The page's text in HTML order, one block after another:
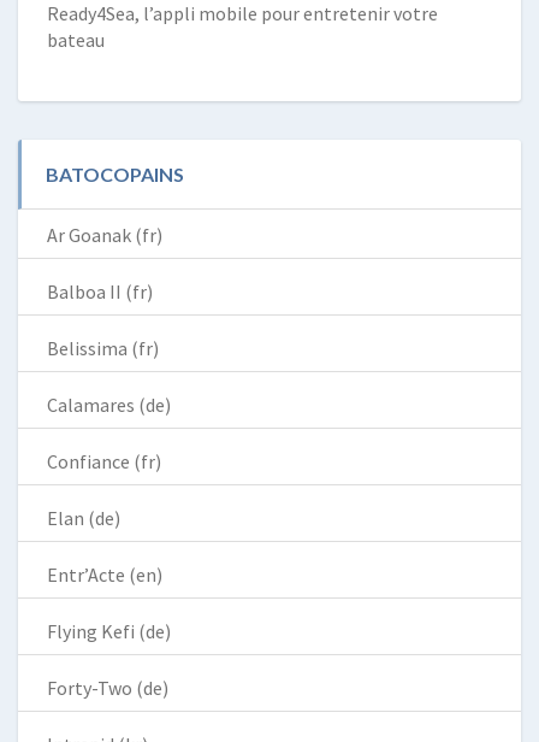
Ready4Sea, l’appli mobile pour entretenir votre
bateau
BATOCOPAINS
Ar Goanak (fr)
Balboa II (fr)
Belissima (fr)
Calamares (de)
Confiance (fr)
Elan (de)
Entr’Acte (en)
Flying Kefi (de)
Forty-Two (de)